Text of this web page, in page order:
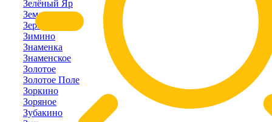
Зелёный Яр
Земляничное
Зерновое
Зимино
Знаменка
Знаменское
Золотое
Золотое Поле
Зоркино
Зоряное
Зубакино